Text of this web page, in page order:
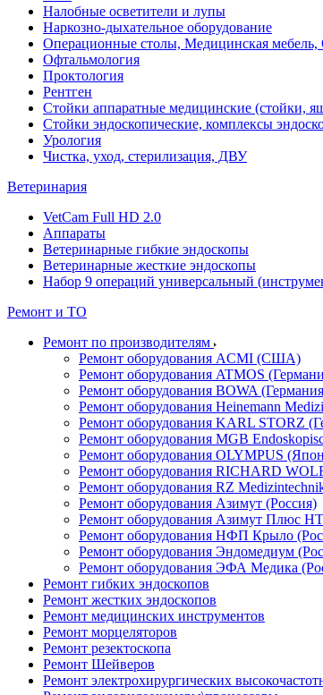
Налобные осветители и лупы
Наркозно-дыхательное оборудование
Операционные столы, Медицинская
Офтальмология
Проктология
Рентген
Стойки аппаратные медицинские (стойки,
Стойки эндоскопические, комплексы
Урология
Чистка, уход, стерилизация, ДВУ
Ветеринария
VetCam Full HD 2.0
Аппараты
Ветеринарные гибкие эндоскопы
Ветеринарные жесткие эндоскопы
Набор 9 операций универсальный
Ремонт и ТО
Ремонт по производителям
Ремонт оборудования ACMI (США)
Ремонт оборудования ATMOS
Ремонт оборудования BOWA
Ремонт оборудования Heinemann
Ремонт оборудования KARL STORZ
Ремонт оборудования MGB
Ремонт оборудования OLYMPUS
Ремонт оборудования RICHARD
Ремонт оборудования RZ
Ремонт оборудования Азимут (Россия)
Ремонт оборудования Азимут Плюс
Ремонт оборудования НФП Крыло
Ремонт оборудования Эндомедиум
Ремонт оборудования ЭФА Медика
Ремонт гибких эндоскопов
Ремонт жестких эндоскопов
Ремонт медицинских инструментов
Ремонт морцеляторов
Ремонт резектоскопа
Ремонт Шейверов
Ремонт электрохирургических